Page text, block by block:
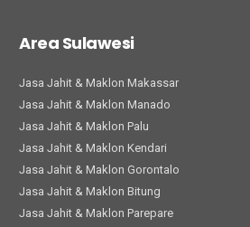
Area Sulawesi
Jasa Jahit & Maklon Makassar
Jasa Jahit & Maklon Manado
Jasa Jahit & Maklon Palu
Jasa Jahit & Maklon Kendari
Jasa Jahit & Maklon Gorontalo
Jasa Jahit & Maklon Bitung
Jasa Jahit & Maklon Parepare